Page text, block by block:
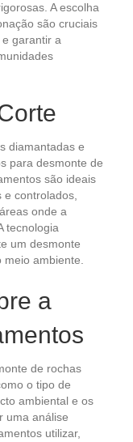
A escolha
são cruciais
garantir a
diamantadas e
para desmonte de
são ideais
controlados,
onde a
tecnologia
um desmonte
ambiente.
a
de rochas
o tipo de
ambiental e os
uma análise
utilizar,